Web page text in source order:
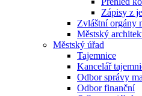
Zápisy z
Zvláštní orgány
Městský
Městský úřad
Tajemnice
Kancelář
Odbor správy
Odbor finanční